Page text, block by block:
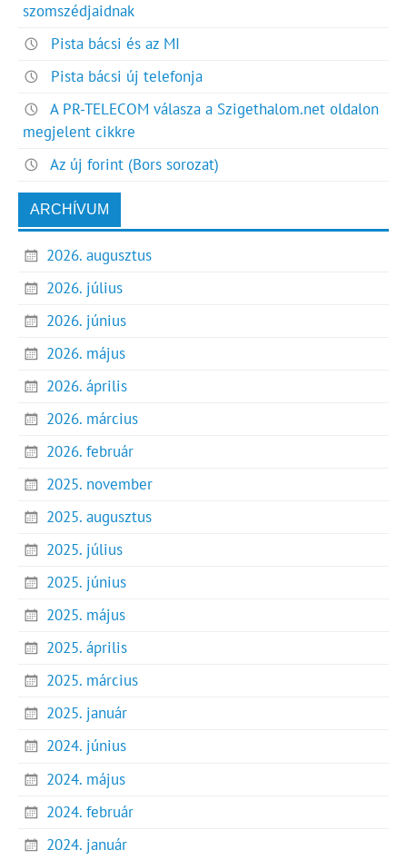
szomszédjaidnak
Pista bácsi és az MI
Pista bácsi új telefonja
A PR-TELECOM válasza a Szigethalom.net oldalon
megjelent cikkre
Az új forint (Bors sorozat)
ARCHÍVUM
2026. augusztus
2026. július
2026. június
2026. május
2026. április
2026. március
2026. február
2025. november
2025. augusztus
2025. július
2025. június
2025. május
2025. április
2025. március
2025. január
2024. június
2024. május
2024. február
2024. január